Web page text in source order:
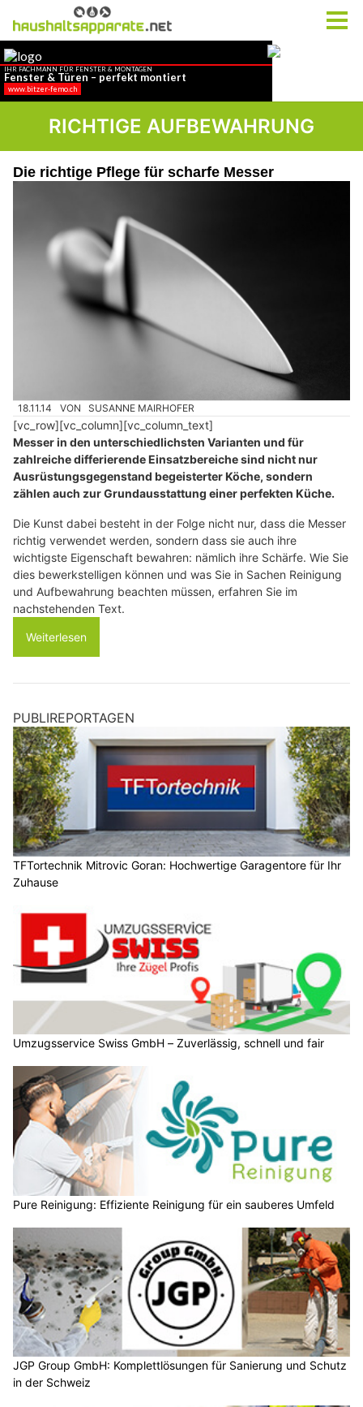
RICHTIGE AUFBEWAHRUNG
Die richtige Pflege für scharfe Messer
18.11.14 VON SUSANNE MAIRHOFER
[vc_row][vc_column][vc_column_text]
Messer in den unterschiedlichsten Varianten und für
zahlreiche differierende Einsatzbereiche sind nicht nur
Ausrüstungsgegenstand begeisterter Köche, sondern
zählen auch zur Grundausstattung einer perfekten Küche.
Die Kunst dabei besteht in der Folge nicht nur, dass die Messer
richtig verwendet werden, sondern dass sie auch ihre
wichtigste Eigenschaft bewahren: nämlich ihre Schärfe. Wie Sie
dies bewerkstelligen können und was Sie in Sachen Reinigung
und Aufbewahrung beachten müssen, erfahren Sie im
nachstehenden Text.
Weiterlesen
PUBLIREPORTAGEN
TFTortechnik Mitrovic Goran: Hochwertige Garagentore für Ihr
Zuhause
Umzugsservice Swiss GmbH – Zuverlässig, schnell und fair
Pure Reinigung: Effiziente Reinigung für ein sauberes Umfeld
JGP Group GmbH: Komplettlösungen für Sanierung und Schutz
in der Schweiz